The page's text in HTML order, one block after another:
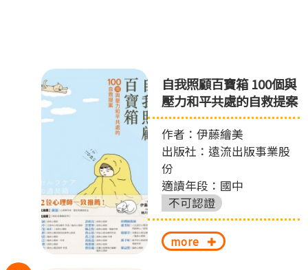
自我照顧百寶箱 100個與
壓力和平共處的自救提案
作者：伊藤繪美
出版社：遠流出版事業股
份
適讀年段：國中
不可認證
more